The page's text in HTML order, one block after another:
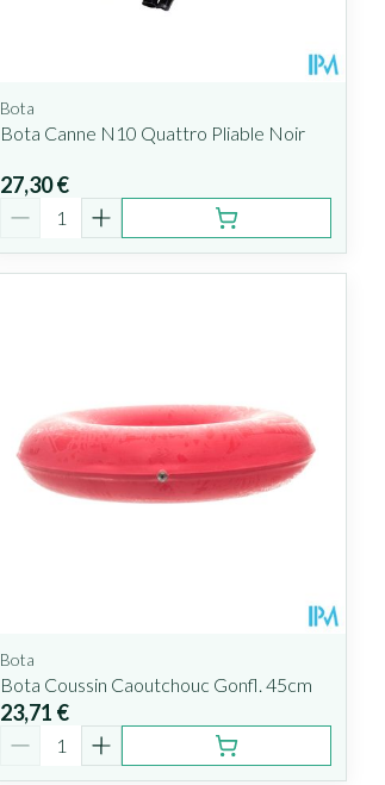
Bota
Bota Canne N10 Quattro Pliable Noir
27,30 €
Quantité
Bota
Bota Coussin Caoutchouc Gonfl. 45cm
23,71 €
Quantité